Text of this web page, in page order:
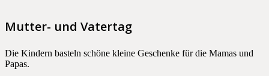
Mutter- und Vatertag
Die Kindern basteln schöne kleine Geschenke für die Mamas und
Papas.